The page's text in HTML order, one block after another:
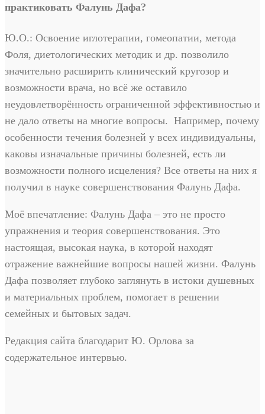
практиковать Фалунь Дафа?
Ю.О.: Освоение иглотерапии, гомеопатии, метода
Фоля, диетологических методик и др. позволило
значительно расширить клинический кругозор и
возможности врача, но всё же оставило
неудовлетворённость ограниченной эффективностью и
не дало ответы на многие вопросы. Например, почему
особенности течения болезней у всех индивидуальны,
каковы изначальные причины болезней, есть ли
возможности полного исцеления? Все ответы на них я
получил в науке совершенствования Фалунь Дафа.
Моё впечатление: Фалунь Дафа – это не просто
упражнения и теория совершенствования. Это
настоящая, высокая наука, в которой находят
отражение важнейшие вопросы нашей жизни. Фалунь
Дафа позволяет глубоко заглянуть в истоки душевных
и материальных проблем, помогает в решении
семейных и бытовых задач.
Редакция сайта благодарит Ю. Орлова за
содержательное интервью.